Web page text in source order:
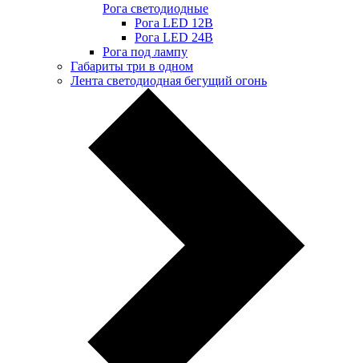
Рога светодиодные
Рога LED 12В
Рога LED 24В
Рога под лампу
Габариты три в одном
Лента светодиодная бегущий огонь